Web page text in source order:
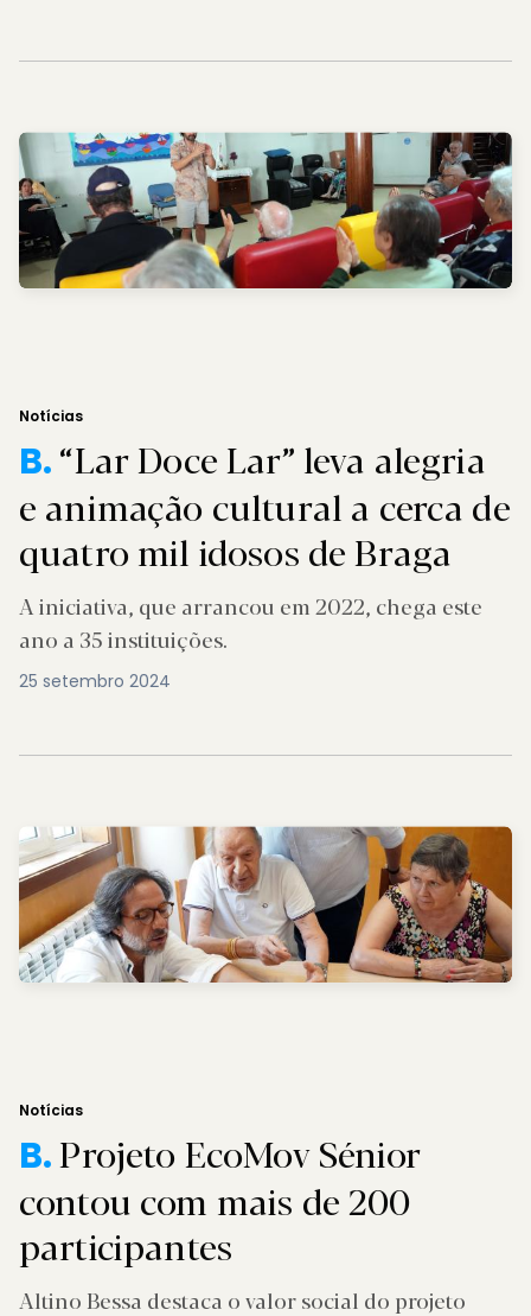
Notícias
B.“Lar Doce Lar” leva alegria
e animação cultural a cerca de
quatro mil idosos de Braga
A iniciativa, que arrancou em 2022, chega este
ano a 35 instituições.
25 setembro 2024
Notícias
B.Projeto EcoMov Sénior
contou com mais de 200
participantes
Altino Bessa destaca o valor social do projeto